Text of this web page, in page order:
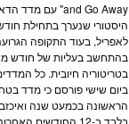
and Go Away" עם מדד ה
היסטורי שנערך בתחילת
לאפריל, בעוד התקופה
בהתחשב בעליות של חודש
בטריטוריה חיובית. כל המדדים עד כה בשנת 2013 רושמים